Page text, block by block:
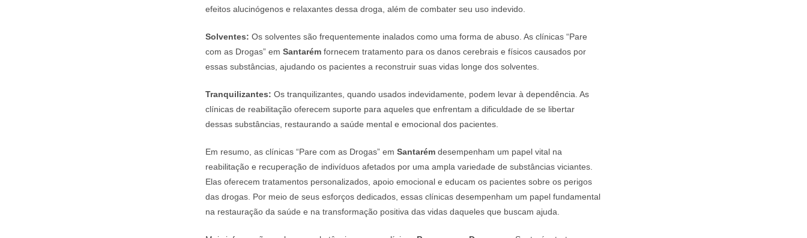
efeitos alucinógenos e relaxantes dessa droga, além de combater seu uso indevido.
Solventes: Os solventes são frequentemente inalados como uma forma de abuso. As clínicas “Pare
com as Drogas” em Santarém fornecem tratamento para os danos cerebrais e físicos causados por
essas substâncias, ajudando os pacientes a reconstruir suas vidas longe dos solventes.
Tranquilizantes: Os tranquilizantes, quando usados indevidamente, podem levar à dependência. As
clínicas de reabilitação oferecem suporte para aqueles que enfrentam a dificuldade de se libertar
dessas substâncias, restaurando a saúde mental e emocional dos pacientes.
Em resumo, as clínicas “Pare com as Drogas” em Santarém desempenham um papel vital na
reabilitação e recuperação de indivíduos afetados por uma ampla variedade de substâncias viciantes.
Elas oferecem tratamentos personalizados, apoio emocional e educam os pacientes sobre os perigos
das drogas. Por meio de seus esforços dedicados, essas clínicas desempenham um papel fundamental
na restauração da saúde e na transformação positiva das vidas daqueles que buscam ajuda.